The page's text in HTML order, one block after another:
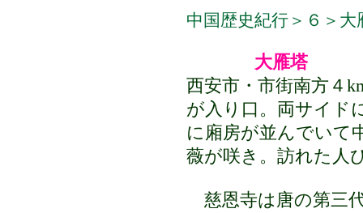
中国歴史紀行＞６＞大
大雁塔
西安市・市街南方４
が入り口。両サイド
に廂房が並んでいて
薇が咲き。 訪れた人
慈恩寺は唐の第三